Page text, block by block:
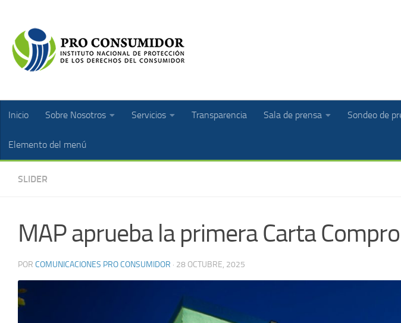
Inicio Sobre Nosotros Servicios Transparencia Sala de prensa Sondeo de
Elemento del menú
SLIDER
MAP aprueba la primera Carta
POR COMUNICACIONES PRO CONSUMIDOR · 28 OCTUBRE, 2025